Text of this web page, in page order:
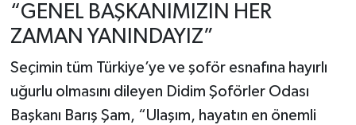
“GENEL BAŞKANIMIZIN HER
ZAMAN YANINDAYIZ”
Seçimin tüm Türkiye’ye ve şoför esnafına hayırlı
uğurlu olmasını dileyen Didim Şoförler Odası
Başkanı Barış Şam, “Ulaşım, hayatın en önemli